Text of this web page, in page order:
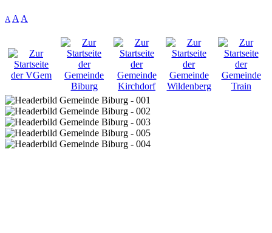
A A A